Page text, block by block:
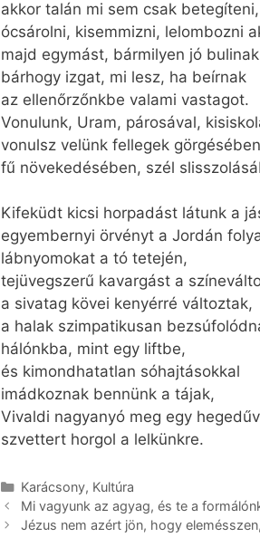
akkor talán mi sem csak
ócsárolni, kisemmizni, lelombozni
majd egymást, bármilyen jó
bárhogy izgat, mi lesz, ha beírnak
az ellenőrzőnkbe valami vastagot.
Vonulunk, Uram, párosával,
vonulsz velünk fellegek
fű növekedésében, szél
Kifeküdt kicsi horpadást látunk a
egyembernyi örvényt a Jordán
lábnyomokat a tó tetején,
tejüvegszerű kavargást a
a sivatag kövei kenyérré változtak,
a halak szimpatikusan
hálónkba, mint egy liftbe,
és kimondhatatlan sóhajtásokkal
imádkoznak bennünk a tájak,
Vivaldi nagyanyó meg egy
szvettert horgol a lelkünkre.
Kategória
Karácsony, Kultúra
Mi vagyunk az agyag, és te a
Jézus nem azért jön, hogy